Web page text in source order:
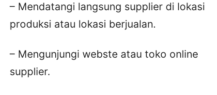
– Mendatangi langsung supplier di lokasi
produksi atau lokasi berjualan.
– Mengunjungi webste atau toko online
supplier.